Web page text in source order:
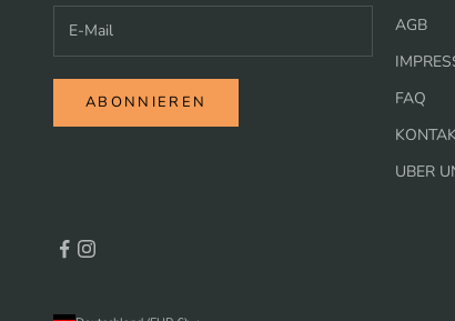
ABONNIEREN
AGB
FAQ
UBER